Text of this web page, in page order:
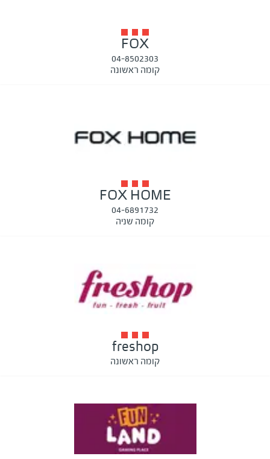
FOX
04-8502303
קומה ראשונה
FOX HOME
04-6891732
קומה שניה
freshop
קומה ראשונה